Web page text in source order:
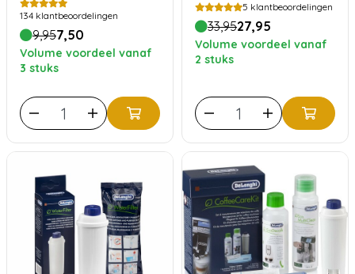
134 klantbeoordelingen
9,957,50
Volume voordeel vanaf
3 stuks
5 klantbeoordelingen
33,9527,95
Volume voordeel vanaf
2 stuks